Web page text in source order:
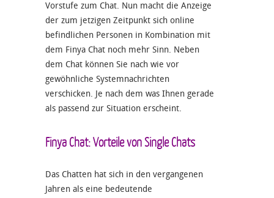
Vorstufe zum Chat. Nun macht die Anzeige
der zum jetzigen Zeitpunkt sich online
befindlichen Personen in Kombination mit
dem Finya Chat noch mehr Sinn. Neben
dem Chat können Sie nach wie vor
gewöhnliche Systemnachrichten
verschicken. Je nach dem was Ihnen gerade
als passend zur Situation erscheint.
Finya Chat: Vorteile von Single Chats
Das Chatten hat sich in den vergangenen
Jahren als eine bedeutende